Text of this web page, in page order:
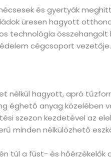
és gyertyák
üresen hagyott
technológia összehangolt
cégcsoport vezetője.
nélkül hagyott, apró
éghető anyag közelében
szezon kezdetével az
minden nélkülözhető
túl a füst- és hőérzékelők